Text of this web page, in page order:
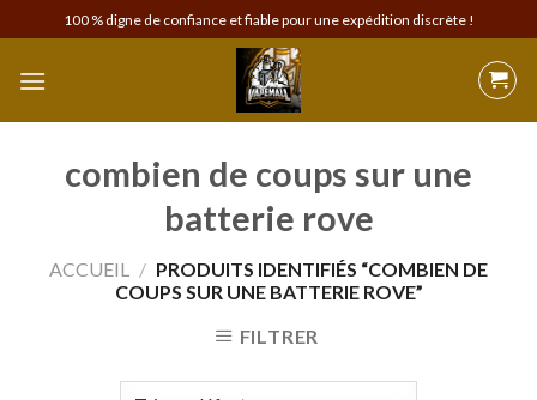
to
content
100 % digne de confiance et fiable pour une expédition discrète !
combien de coups sur une
batterie rove
ACCUEIL / PRODUITS IDENTIFIÉS “COMBIEN DE
COUPS SUR UNE BATTERIE ROVE”
FILTRER